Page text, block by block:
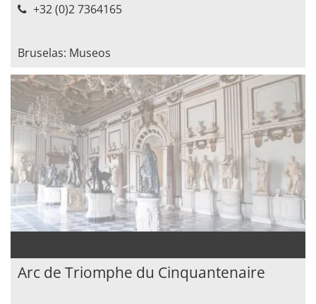
+32 (0)2 7364165
Bruselas: Museos
Arc de Triomphe du Cinquantenaire